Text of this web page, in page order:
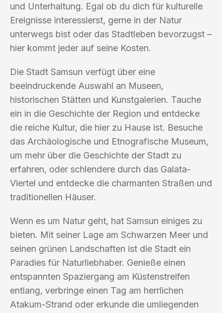
und Unterhaltung. Egal ob du dich für kulturelle
Ereignisse interessierst, gerne in der Natur
unterwegs bist oder das Stadtleben bevorzugst –
hier kommt jeder auf seine Kosten.
Die Stadt Samsun verfügt über eine
beeindruckende Auswahl an Museen,
historischen Stätten und Kunstgalerien. Tauche
ein in die Geschichte der Region und entdecke
die reiche Kultur, die hier zu Hause ist. Besuche
das Archäologische und Etnografische Museum,
um mehr über die Geschichte der Stadt zu
erfahren, oder schlendere durch das Galata-
Viertel und entdecke die charmanten Straßen und
traditionellen Häuser.
Wenn es um Natur geht, hat Samsun einiges zu
bieten. Mit seiner Lage am Schwarzen Meer und
seinen grünen Landschaften ist die Stadt ein
Paradies für Naturliebhaber. Genieße einen
entspannten Spaziergang am Küstenstreifen
entlang, verbringe einen Tag am herrlichen
Atakum-Strand oder erkunde die umliegenden